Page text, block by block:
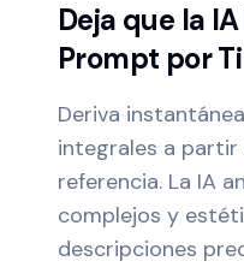
Deja que la
Prompt por Ti
Deriva
integrales a partir
referencia. La IA
complejos y
descripciones